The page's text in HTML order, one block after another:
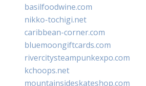
basilfoodwine.com
nikko-tochigi.net
caribbean-corner.com
bluemoongiftcards.com
rivercitysteampunkexpo.com
kchoops.net
mountainsideskateshop.com